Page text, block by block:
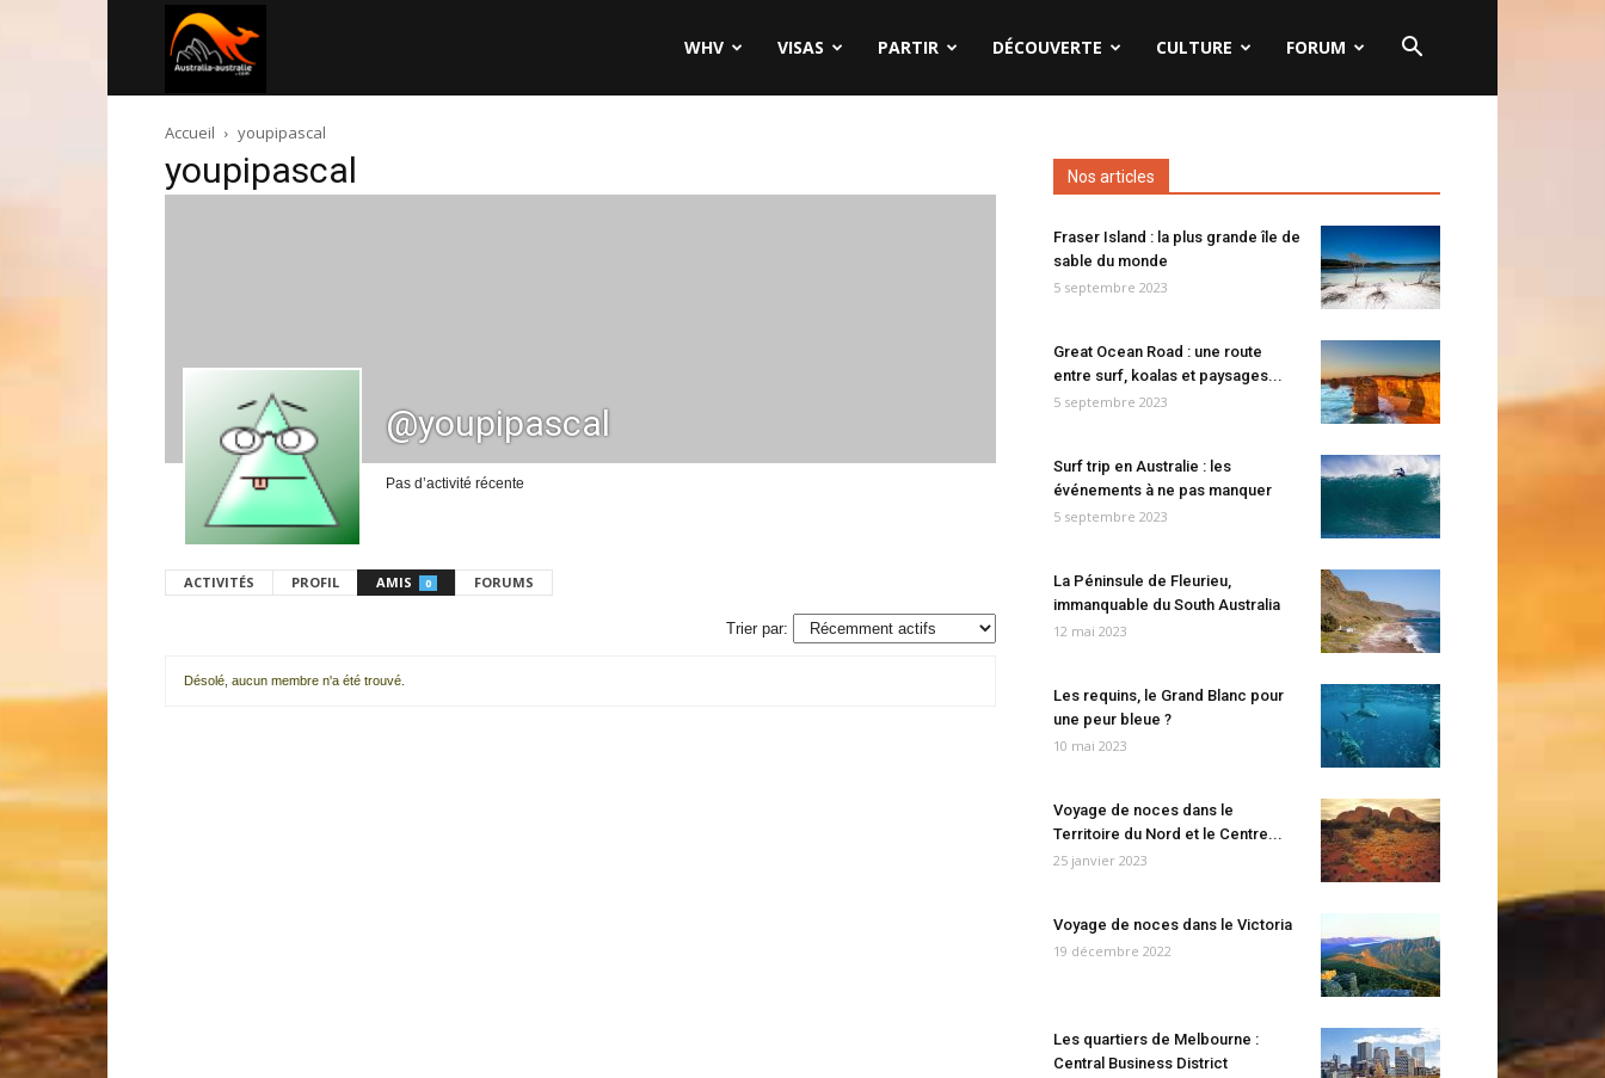
australie.com
WHV VISAS PARTIR DÉCOUVERTE CULTURE FORUM
Accueil youpipascal
youpipascal
@youpipascal
Pas d’activité récente
ACTIVITÉS PROFIL AMIS 0 FORUMS
Trier par:
Désolé, aucun membre n'a été trouvé.
Nos articles
Fraser Island : la plus grande île de
sable du monde
5 septembre 2023
Great Ocean Road : une route
entre surf, koalas et paysages...
5 septembre 2023
Surf trip en Australie : les
événements à ne pas manquer
5 septembre 2023
La Péninsule de Fleurieu,
immanquable du South Australia
12 mai 2023
Les requins, le Grand Blanc pour
une peur bleue ?
10 mai 2023
Voyage de noces dans le
Territoire du Nord et le Centre...
25 janvier 2023
Voyage de noces dans le Victoria
19 décembre 2022
Les quartiers de Melbourne :
Central Business District